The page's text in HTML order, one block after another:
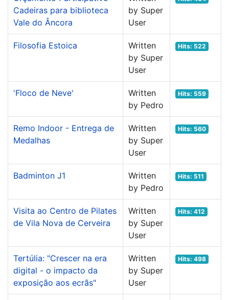
Cadeiras para biblioteca
Vale do Âncora
by Super
User
Filosofia Estoica
Written
by Super
User
Hits: 522
'Floco de Neve'
Written
by Pedro
Hits: 559
Remo Indoor - Entrega de
Medalhas
Written
by Super
User
Hits: 560
Badminton J1
Written
by Pedro
Hits: 511
Visita ao Centro de Pilates
de Vila Nova de Cerveira
Written
by Super
User
Hits: 412
Tertúlia: "Crescer na era
digital - o impacto da
exposição aos ecrãs"
Written
by Super
User
Hits: 498